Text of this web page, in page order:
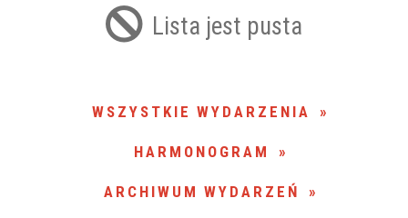
Lista jest pusta
WSZYSTKIE WYDARZENIA
HARMONOGRAM
ARCHIWUM WYDARZEŃ